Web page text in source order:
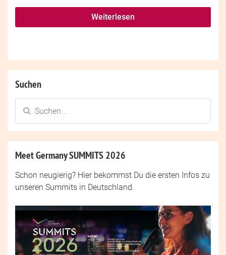
Weiterlesen
Suchen
Meet Germany SUMMITS 2026
Schon neugierig? Hier bekommst Du die ersten Infos zu
unseren Summits in Deutschland.